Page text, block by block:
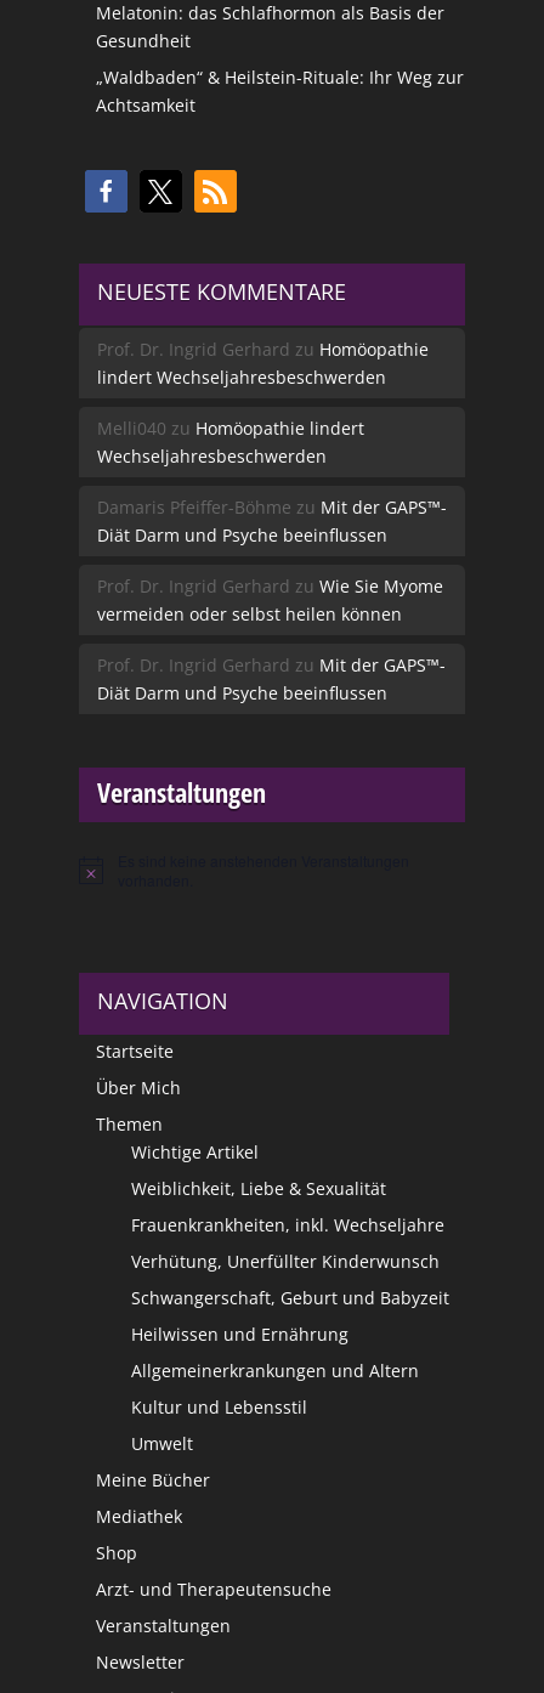
Melatonin: das Schlafhormon als Basis der
Gesundheit
„Waldbaden“ & Heilstein-Rituale: Ihr Weg zur
Achtsamkeit
NEUESTE KOMMENTARE
Prof. Dr. Ingrid Gerhard zu Homöopathie
lindert Wechseljahresbeschwerden
Melli040 zu Homöopathie lindert
Wechseljahresbeschwerden
Damaris Pfeiffer-Böhme zu Mit der GAPS™-
Diät Darm und Psyche beeinflussen
Prof. Dr. Ingrid Gerhard zu Wie Sie Myome
vermeiden oder selbst heilen können
Prof. Dr. Ingrid Gerhard zu Mit der GAPS™-
Diät Darm und Psyche beeinflussen
Veranstaltungen
Hinweis
NAVIGATION
Startseite
Über Mich
Themen
Wichtige Artikel
Weiblichkeit, Liebe & Sexualität
Frauenkrankheiten, inkl. Wechseljahre
Verhütung, Unerfüllter Kinderwunsch
Schwangerschaft, Geburt und Babyzeit
Heilwissen und Ernährung
Allgemeinerkrankungen und Altern
Kultur und Lebensstil
Umwelt
Meine Bücher
Mediathek
Shop
Arzt- und Therapeutensuche
Veranstaltungen
Newsletter